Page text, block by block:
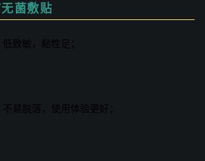
菌敷贴
致敏，粘性足；
易脱落，使用体验更好；